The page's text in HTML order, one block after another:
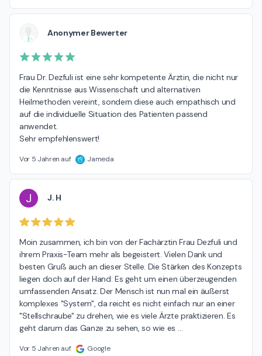
Anonymer Bewerter
Frau Dr. Dezfuli ist eine sehr kompetente Ärztin, die nicht nur
die Kenntnisse aus Wissenschaft und alternativen
Heilmethoden vereint, sondern diese auch empathisch und
auf die individuelle Situation des Patienten passend
anwendet.
Sehr empfehlenswert!
Vor 5 Jahren auf Jameda
J J. H
Moin zusammen, ich bin von der Fachärztin Frau Dezfuli und
ihrem Praxis-Team mehr als begeistert. Vielen Dank und
besten Gruß auch an dieser Stelle. Die Stärken des Konzepts
liegen doch auf der Hand: Es geht um einen überzeugenden
umfassenden Ansatz. Der Mensch ist nun mal ein äußerst
komplexes "System", da reicht es nicht einfach nur an einer
"Stellschraube" zu drehen, wie es viele Ärzte praktizieren. Es
geht darum das Ganze zu sehen, so wie es …
Vor 5 Jahren auf Google